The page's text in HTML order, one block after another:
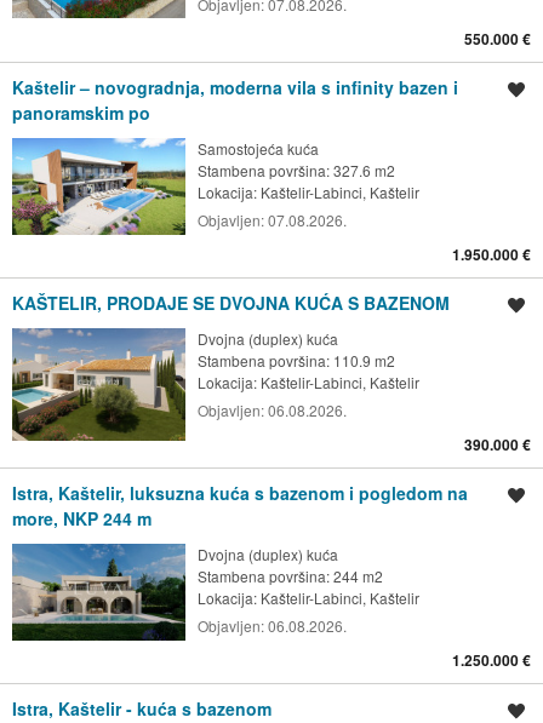
Objavljen:07.08.2026.
550.000 €
Kaštelir – novogradnja, moderna vila s infinity bazen i
panoramskim po
Samostojeća kuća
Stambena površina: 327.6 m2
Lokacija: Kaštelir-Labinci, Kaštelir
Objavljen:07.08.2026.
1.950.000 €
KAŠTELIR, PRODAJE SE DVOJNA KUĆA S BAZENOM
Dvojna (duplex) kuća
Stambena površina: 110.9 m2
Lokacija: Kaštelir-Labinci, Kaštelir
Objavljen:06.08.2026.
390.000 €
Istra, Kaštelir, luksuzna kuća s bazenom i pogledom na
more, NKP 244 m
Dvojna (duplex) kuća
Stambena površina: 244 m2
Lokacija: Kaštelir-Labinci, Kaštelir
Objavljen:06.08.2026.
1.250.000 €
Istra, Kaštelir - kuća s bazenom